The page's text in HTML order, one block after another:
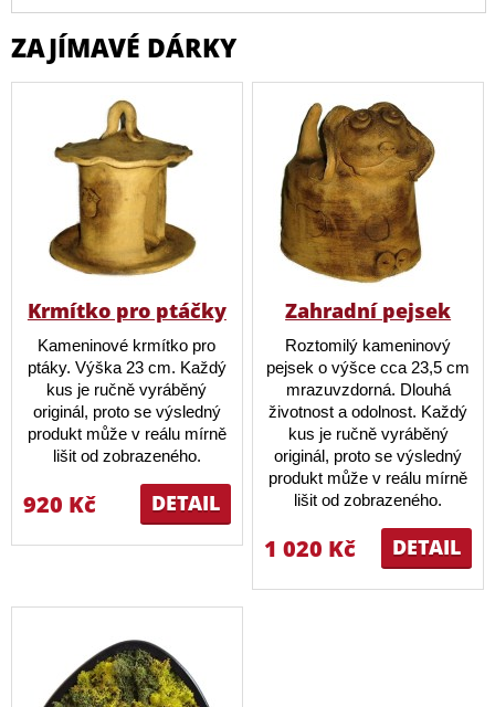
ZAJÍMAVÉ DÁRKY
Krmítko pro ptáčky
Kameninové krmítko pro
ptáky. Výška 23 cm. Každý
kus je ručně vyráběný
originál, proto se výsledný
produkt může v reálu mírně
lišit od zobrazeného.
DETAIL
920 Kč
Zahradní pejsek
Roztomilý kameninový
pejsek o výšce cca 23,5 cm
mrazuvzdorná. Dlouhá
životnost a odolnost. Každý
kus je ručně vyráběný
originál, proto se výsledný
produkt může v reálu mírně
lišit od zobrazeného.
DETAIL
1 020 Kč